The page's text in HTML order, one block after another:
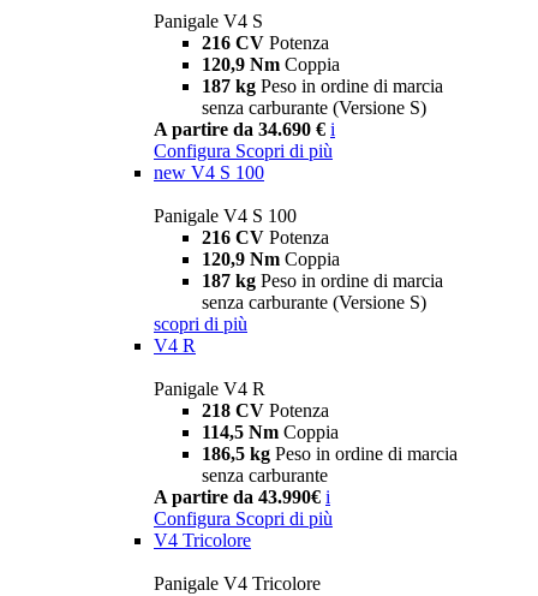
Panigale V4 S
216 CV Potenza
120,9 Nm Coppia
187 kg Peso in ordine di marcia
senza carburante (Versione S)
A partire da 34.690 € i
Configura Scopri di più
new V4 S 100
Panigale V4 S 100
216 CV Potenza
120,9 Nm Coppia
187 kg Peso in ordine di marcia
senza carburante (Versione S)
scopri di più
V4 R
Panigale V4 R
218 CV Potenza
114,5 Nm Coppia
186,5 kg Peso in ordine di marcia
senza carburante
A partire da 43.990€ i
Configura Scopri di più
V4 Tricolore
Panigale V4 Tricolore